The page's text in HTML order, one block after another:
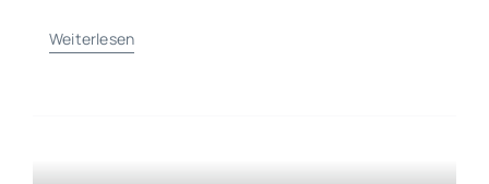
Weiterlesen